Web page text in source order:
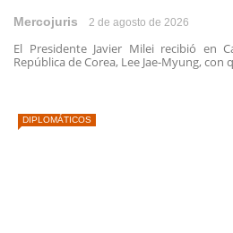
Mercojuris 2 de agosto de 2026
El Presidente Javier Milei recibió en
República de Corea, Lee Jae-Myung, con
DIPLOMÁTICOS